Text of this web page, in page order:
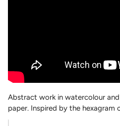
Abstract work in watercolour
paper. Inspired by the hexagram